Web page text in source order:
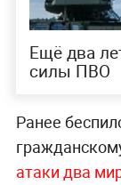
Ещё два
силы ПВО
Ранее
атаки два